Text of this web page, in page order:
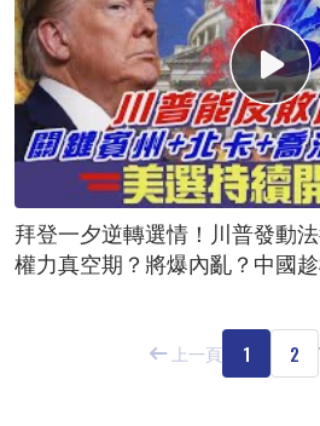
拜登一夕逆轉選情！川普發動
權力真空期？將爆內亂？中國
上一頁 1 2